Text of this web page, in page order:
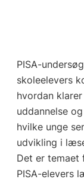
PISA-
skoleelevers
hvordan
uddannelse
hvilke unge
udvikling i
Det er temaet
PISA-elevers